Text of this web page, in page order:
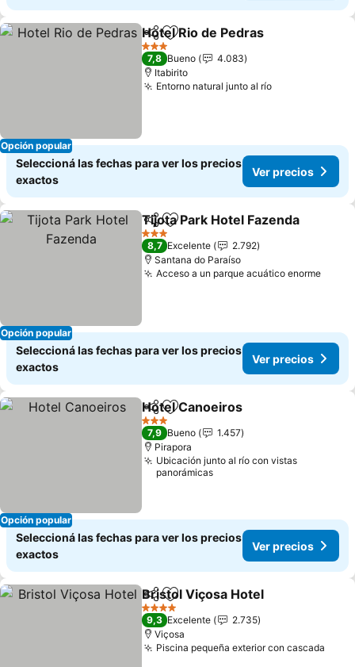
Opción popular
CompartirAñadir a favoritos
Hotel Rio de Pedras
3 Estrellas
7,8 Bueno
4.083
Itabirito
Entorno natural junto al río
Seleccioná las fechas para ver los precios
exactos
Ver precios
Opción popular
Compartir
Añadir a favoritos
Tijota Park Hotel Fazenda
3 Estrellas
8,7 Excelente
2.792
Santana do Paraíso
Acceso a un parque acuático enorme
Seleccioná las fechas para ver los precios
exactos
Ver precios
Opción popular
CompartirAñadir a favoritos
Hotel Canoeiros
3 Estrellas
7,9 Bueno
1.457
Pirapora
Ubicación junto al río con vistas
panorámicas
Seleccioná las fechas para ver los precios
exactos
Ver precios
CompartirAñadir a favoritos
Bristol Viçosa Hotel
4 Estrellas
9,3 Excelente
2.735
Viçosa
Piscina pequeña exterior con cascada